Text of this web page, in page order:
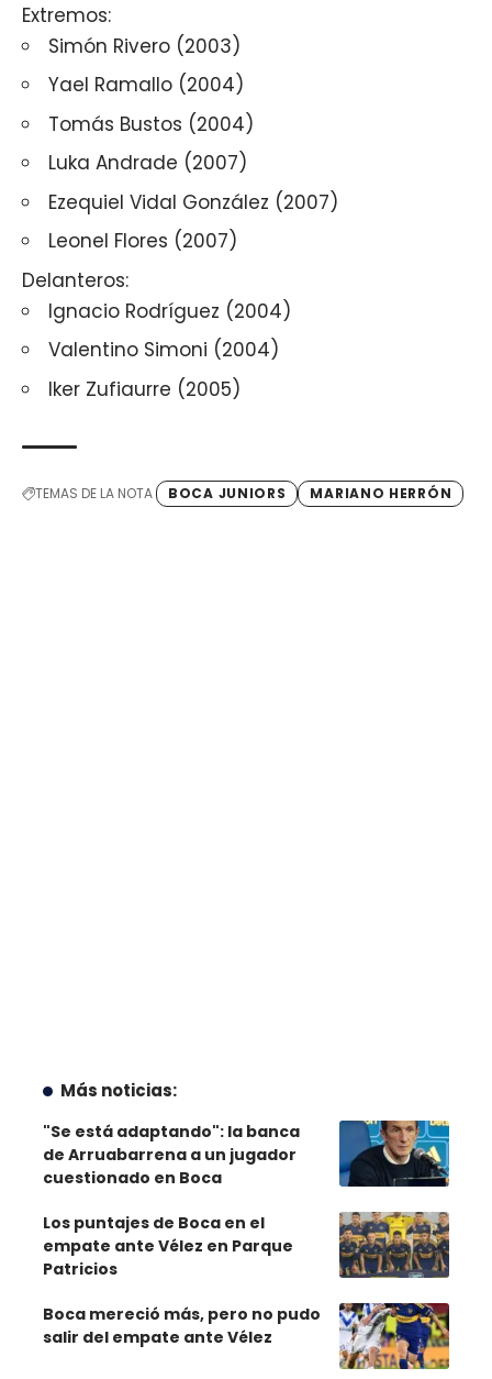
Extremos:
Simón Rivero (2003)
Yael Ramallo (2004)
Tomás Bustos (2004)
Luka Andrade (2007)
Ezequiel Vidal González (2007)
Leonel Flores (2007)
Delanteros:
Ignacio Rodríguez (2004)
Valentino Simoni (2004)
Iker Zufiaurre (2005)
TEMAS DE LA NOTA BOCA JUNIORS MARIANO HERRÓN
Más noticias:
"Se está adaptando": la banca
de Arruabarrena a un jugador
cuestionado en Boca
Los puntajes de Boca en el
empate ante Vélez en Parque
Patricios
Boca mereció más, pero no pudo
salir del empate ante Vélez